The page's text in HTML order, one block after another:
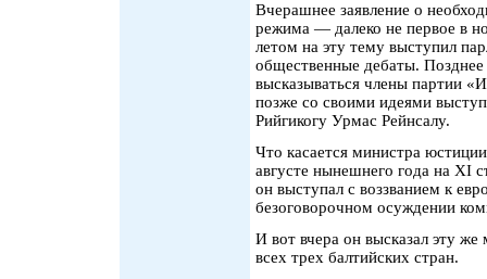
Вчерашнее заявление о
режима — далеко не первое в
летом на эту тему выступил
общественные дебаты. Позднее
высказываться члены партии
позже со своими идеями
Рийгикогу Урмас Рейнсалу.
Что касается министра
августе нынешнего года на XI
он выступал с воззванием к
безоговорочном осуждении
И вот вчера он высказал эту
всех трех балтийских стран.